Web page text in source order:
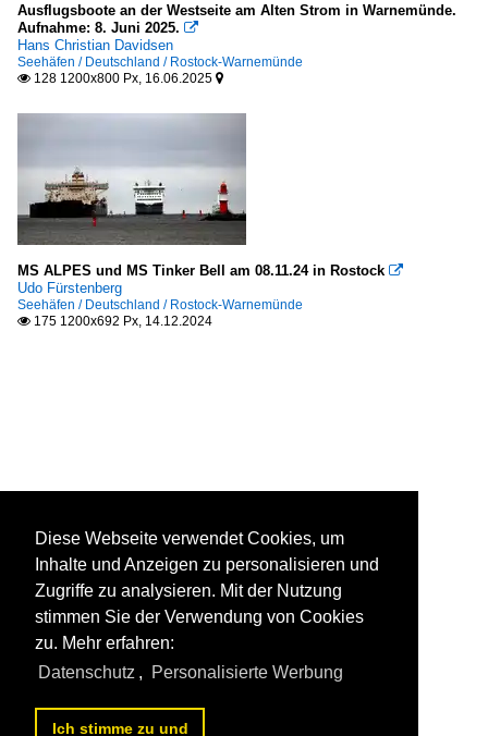
Ausflugsboote an der Westseite am Alten Strom in Warnemünde.
Aufnahme: 8. Juni 2025. 
Hans Christian Davidsen
Seehäfen / Deutschland / Rostock-Warnemünde
 128 1200x800 Px, 16.06.2025 
MS ALPES und MS Tinker Bell am 08.11.24 in Rostock 
Udo Fürstenberg
Seehäfen / Deutschland / Rostock-Warnemünde
 175 1200x692 Px, 14.12.2024
Diese Webseite verwendet Cookies, um
Inhalte und Anzeigen zu personalisieren und
Zugriffe zu analysieren. Mit der Nutzung
stimmen Sie der Verwendung von Cookies
zu. Mehr erfahren:
Datenschutz , Personalisierte Werbung
Ich stimme zu und